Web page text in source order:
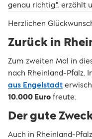
genau richtig.", erzählt
Herzlichen
Zurück in
Zum zweiten Mal in
nach Rheinland-Pfalz.
aus Engelstadt
10.000 Euro freute.
Der gute
Auch in Rheinland-